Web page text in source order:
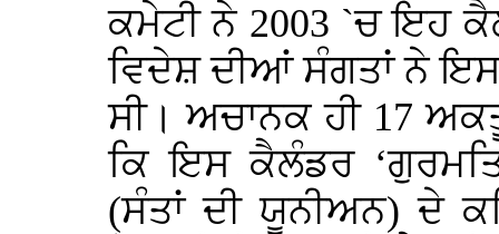
ਕਮੇਟੀ ਨੇ 2003 `ਚ ਇਹ
ਵਿਦੇਸ਼ ਦੀਆਂ ਸੰਗਤਾਂ ਨੇ
ਸੀ। ਅਚਾਨਕ ਹੀ 17
ਕਿ ਇਸ ਕੈਲੰਡਰ
(ਸੰਤਾਂ ਦੀ ਯੂਨੀਅਨ) ਦੇ